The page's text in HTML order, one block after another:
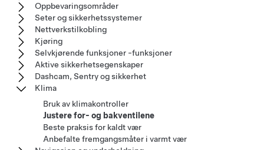
Oppbevaringsområder
Seter og sikkerhetssystemer
Nettverkstilkobling
Kjøring
Selvkjørende funksjoner -funksjoner
Aktive sikkerhetsegenskaper
Dashcam, Sentry og sikkerhet
Klima
Bruk av klimakontroller
Justere for- og bakventilene
Beste praksis for kaldt vær
Anbefalte fremgangsmåter i varmt vær